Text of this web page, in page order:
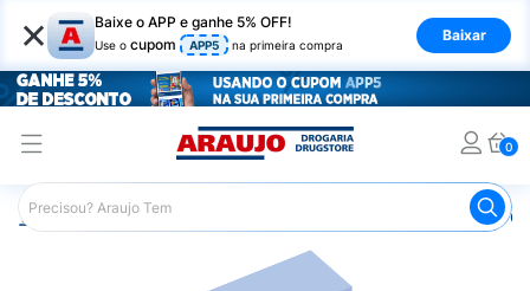
× Baixe o APP e ganhe 5% OFF!
Use o cupom APP5 na primeira compra
Baixar
0
Araujo Medicamentos Remédios